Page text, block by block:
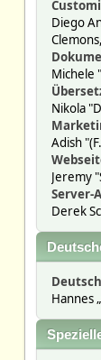
Diego
Michele
Nikola
Adish
Jeremy
Server-
Derek
Hannes